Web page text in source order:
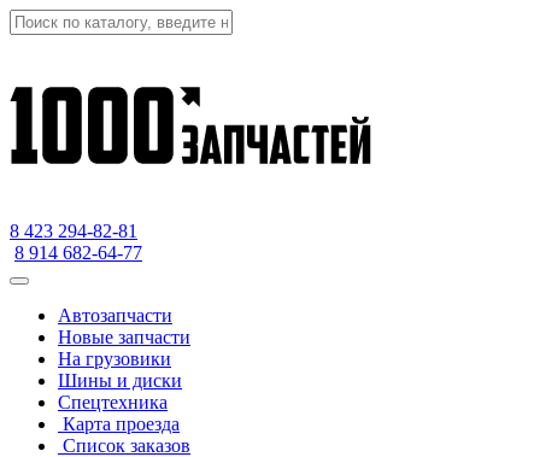
8 423 294-82-81
8 914 682-64-77
Автозапчасти
Новые запчасти
На грузовики
Шины и диски
Спецтехника
Карта проезда
Список заказов